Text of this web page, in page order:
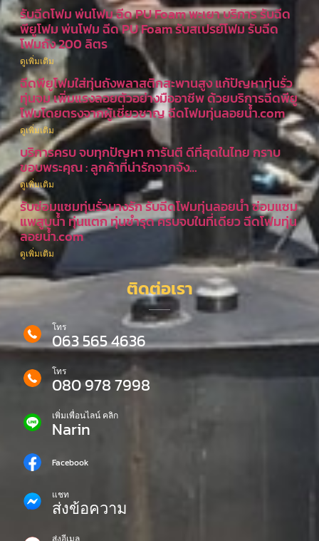
รับฉีดโฟม พ่นโฟม ฉีด PU Foam พะเยา บริการ รับฉีด
พียูโฟม พ่นโฟม ฉีด PU Foam รับสเปรย์โฟม รับฉีด
โฟมถัง 200 ลิตร
ดูเพิ่มเติม
ฉีดพียูโฟมใส่ทุ่นถังพลาสติกสะพานสูง แก้ปัญหาทุ่นรั่ว
ทุ่นจม เพิ่มแรงลอยตัวอย่างมืออาชีพ ด้วยบริการฉีดพียู
โฟมโดยตรงจากผู้เชี่ยวชาญ ฉีดโฟมทุ่นลอยน้ำ.com
ดูเพิ่มเติม
บริการครบ จบทุกปัญหา การันตี ดีที่สุดในไทย กราบ
ขอบพระคุณ : ลูกค้าที่น่ารักจากจัง…
ดูเพิ่มเติม
รับซ่อมแซมทุ่นรั่วบางรัก รับฉีดโฟมทุ่นลอยน้ำ ซ่อมแซม
แพสูบน้ำ ทุ่นแตก ทุ่นชำรุด ครบจบในที่เดียว ฉีดโฟมทุ่น
ลอยน้ำ.com
ดูเพิ่มเติม
ติดต่อเรา
โทร
063 565 4636
โทร
080 978 7998
เพิ่มเพื่อนไลน์ คลิก
Narin
Facebook
แชท
ส่งข้อความ